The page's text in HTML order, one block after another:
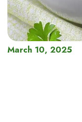
March 10, 2025